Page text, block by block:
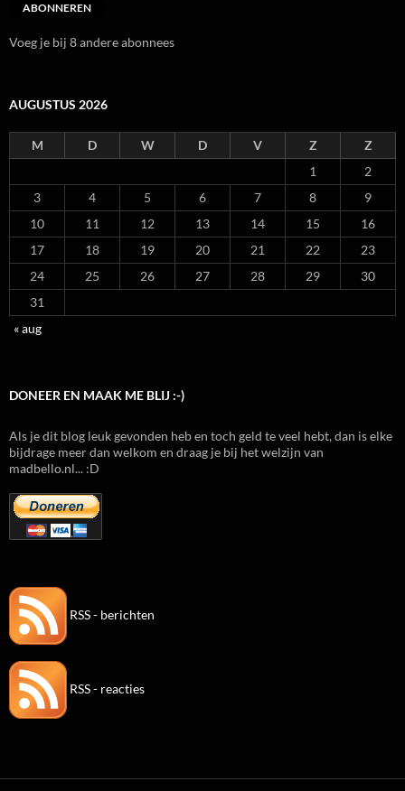
ABONNEREN
Voeg je bij 8 andere abonnees
AUGUSTUS 2026
M D W D V Z
Z
1
2
3
4 5 6 7 8
9
10
11 12 13 14 15
16
17
18 19 20 21 22
23
24
25 26 27 28 29
30
31
« aug
DONEER EN MAAK ME BLIJ :-)
Als je dit blog leuk gevonden heb en toch geld te veel hebt, dan is elke
bijdrage meer dan welkom en draag je bij het welzijn van
madbello.nl... :D
RSS - berichten
RSS - reacties